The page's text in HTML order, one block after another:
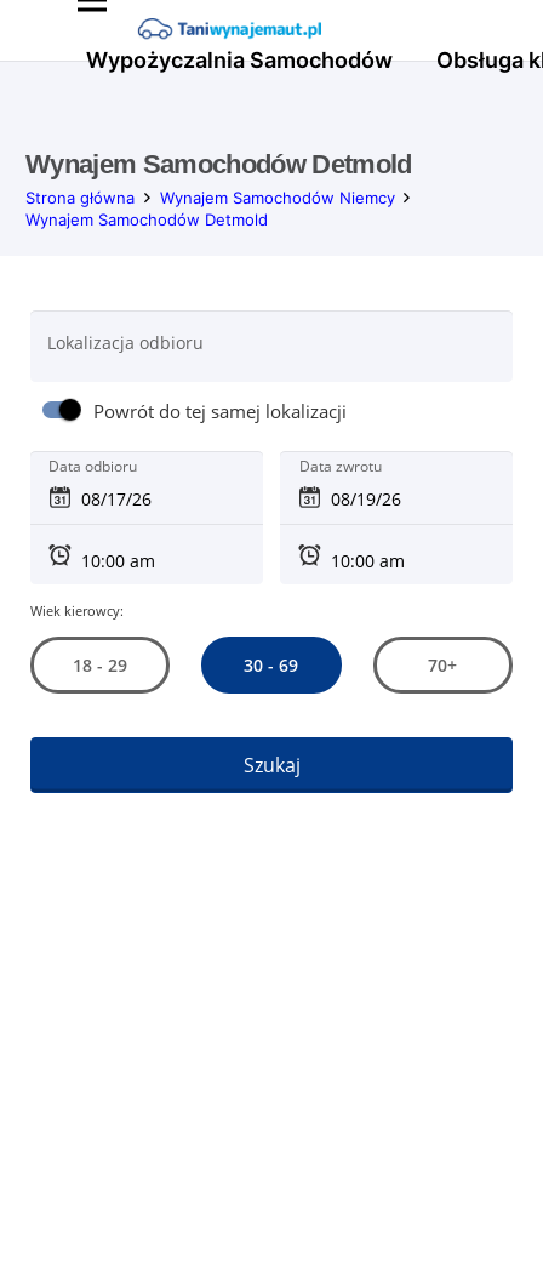
Wypożyczalnia Samochodów Obsługa
Wynajem Samochodów Detmold
Strona główna
Wynajem Samochodów Niemcy
Wynajem Samochodów Detmold
Lokalizacja odbioru
Powrót do tej samej lokalizacji
Data odbioru Data zwrotu
Wiek kierowcy:
18 - 29 30 - 69 70+
Szukaj